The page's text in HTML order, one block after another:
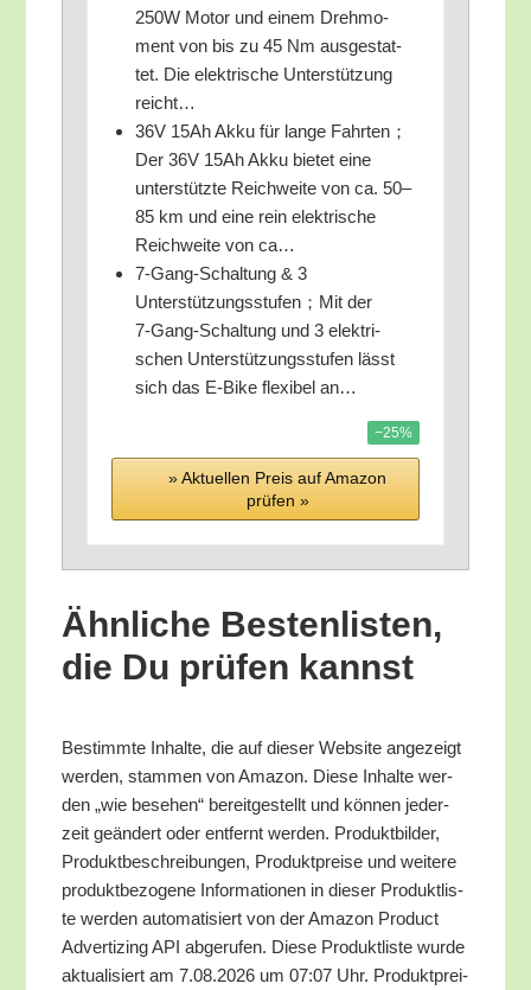
250W Motor und einem Dreh­mo­
ment von bis zu 45 Nm aus­ge­stat­
tet. Die elek­tri­sche Unter­stüt­zung
reicht…
36V 15Ah Akku für lan­ge Fahrten；
Der 36V 15Ah Akku bie­tet eine
unter­stütz­te Reich­wei­te von ca. 50–
85 km und eine rein elek­tri­sche
Reich­wei­te von ca…
7‑Gang-Schal­tung & 3
Unterstützungsstufen；Mit der
7‑Gang-Schal­tung und 3 elek­tri­
schen Unter­stüt­zungs­stu­fen lässt
sich das E‑Bike fle­xi­bel an…
−25%
» Aktu­el­len Preis auf Ama­zon
prü­fen »
Ähn­li­che Bes­ten­lis­ten,
die Du prü­fen kannst
Bestimm­te Inhal­te, die auf die­ser Web­site ange­zeigt
wer­den, stam­men von Ama­zon. Die­se Inhal­te wer­
den „wie bese­hen“ bereit­ge­stellt und kön­nen jeder­
zeit geän­dert oder ent­fernt wer­den. Pro­dukt­bil­der,
Pro­dukt­be­schrei­bun­gen, Pro­dukt­prei­se und wei­te­re
pro­dukt­be­zo­ge­ne Infor­ma­tio­nen in die­ser Pro­dukt­lis­
te wer­den auto­ma­ti­siert von der Ama­zon Pro­duct
Adver­tiz­ing API abge­ru­fen. Die­se Pro­dukt­lis­te wur­de
aktua­li­siert am 7.08.2026 um 07:07 Uhr. Pro­dukt­prei­